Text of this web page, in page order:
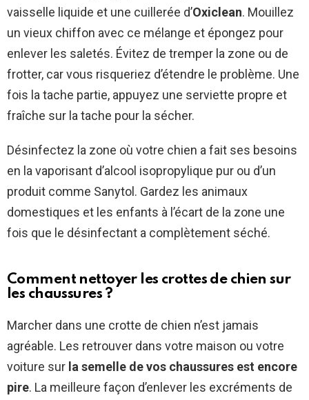
vaisselle liquide et une cuillerée d’Oxiclean. Mouillez
un vieux chiffon avec ce mélange et épongez pour
enlever les saletés. Évitez de tremper la zone ou de
frotter, car vous risqueriez d’étendre le problème. Une
fois la tache partie, appuyez une serviette propre et
fraîche sur la tache pour la sécher.
Désinfectez la zone où votre chien a fait ses besoins
en la vaporisant d’alcool isopropylique pur ou d’un
produit comme Sanytol. Gardez les animaux
domestiques et les enfants à l’écart de la zone une
fois que le désinfectant a complètement séché.
Comment nettoyer les crottes de chien sur
les chaussures ?
Marcher dans une crotte de chien n’est jamais
agréable. Les retrouver dans votre maison ou votre
voiture sur la semelle de vos chaussures est encore
pire. La meilleure façon d’enlever les excréments de